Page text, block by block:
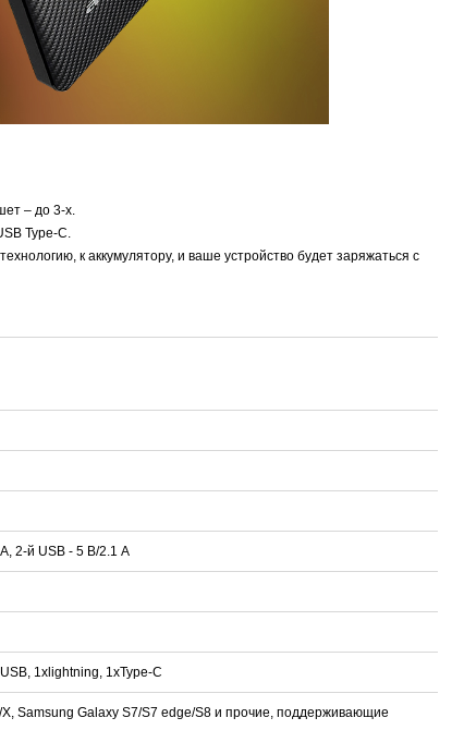
– до 3-х.
Type-C.
к аккумулятору, и ваше устройство будет заряжаться с
2-й USB - 5 В/2.1 A
1xlightning, 1хType-C
Samsung Galaxy S7/S7 edge/S8 и прочие, поддерживающие